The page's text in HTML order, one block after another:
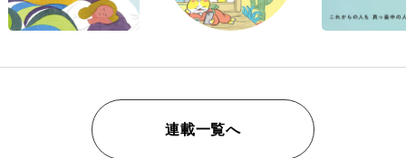
連載一覧へ